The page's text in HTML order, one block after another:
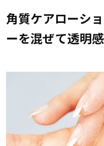
角質ケアローシ
ーを混ぜて透明